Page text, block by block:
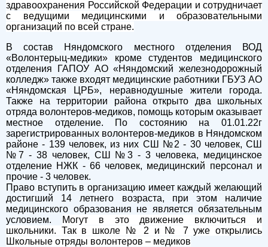
здравоохранения Российской Федерации и сотрудничает
с ведущими медицинскими и образовательными
организаций по всей стране.
В состав Няндомского местного отделения ВОД
«Волонтерыц-медики» кроме студентов медицинского
отделения ГАПОУ АО «Няндомский железнодорожный
колледж» также входят медицинские работники ГБУЗ АО
«Няндомская ЦРБ», неравнодушные жители города.
Также на территории района открыто два школьных
отряда волонтеров-медиков, помощь которым оказывает
местное отделение. По состоянию на 01.01.22г
зарегистрированных волонтеров-медиков в Няндомском
районе - 139 человек, из них СШ №2 - 30 человек, СШ
№7 - 38 человек, СШ №3 - 3 человека, медицинское
отделение НЖК - 66 человек, медицинский персонал и
прочие - 3 человек.
Право вступить в организацию имеет каждый желающий
достигший 14 летнего возраста, при этом наличие
медицинского образования не является обязательным
условием.
Могут в это движение включиться и
школьники. Так в школе № 2 и № 7 уже открылись
Школьные отряды волонтеров – медиков